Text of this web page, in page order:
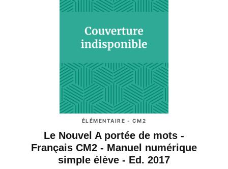
ÉLÉMENTAIRE - CM2
Le Nouvel A portée de mots -
Français CM2 - Manuel numérique
simple élève - Ed. 2017